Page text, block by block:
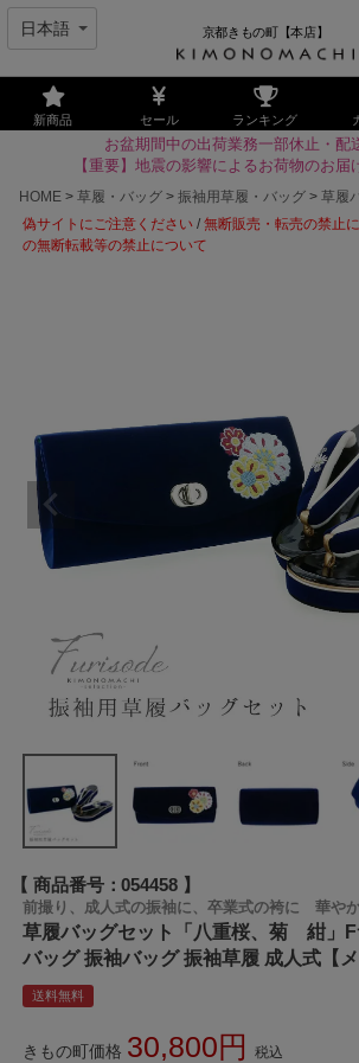
京都きもの町【本店】
新商品 セール ランキング
お盆期間中の出荷業務一部休止・配
【重要】地震の影響によるお荷物のお届
HOME
草履・バッグ 振袖用草履・バッグ
草履
偽サイトにご注意ください /無断販売・転売の禁止
の無断転載等の禁止について
商品番号 054458
前撮り、成人式の振袖に、卒業式の袴に 華や
草履バッグセット「八重桜、菊 紺」F
バッグ 振袖バッグ 振袖草履 成人式【メ
送料無料
きもの町価格 30,800 税込